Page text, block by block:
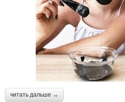
читать дальше →